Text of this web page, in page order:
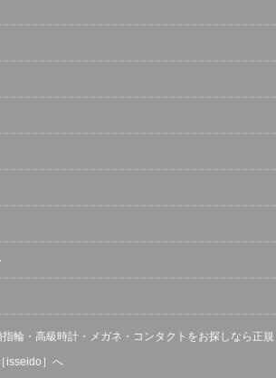
輪・高級時計・メガネ・コンタクトをお探しなら正規
isseido］へ